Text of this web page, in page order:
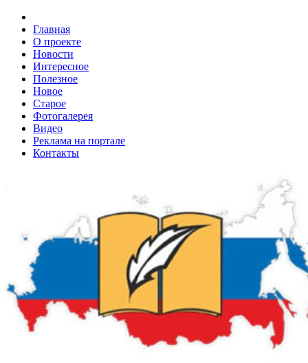
Главная
О проекте
Новости
Интересное
Полезное
Новое
Старое
Фотогалерея
Видео
Реклама на портале
Контакты